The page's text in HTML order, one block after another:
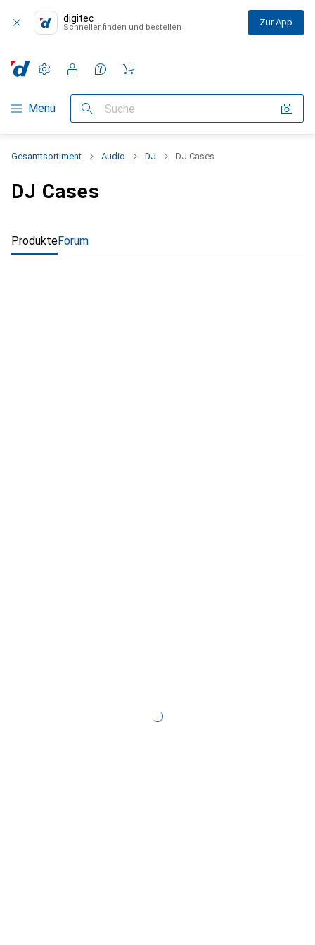
digitec
Schneller finden und bestellen Zur App
Navigation nach Kategorien
Menü Suche
Einstellungen
Kundenkonto
Vergleichslisten
Merklisten
Warenkorb
Gesamtsortiment Audio DJ DJ Cases
DJ Cases
ProdukteForum